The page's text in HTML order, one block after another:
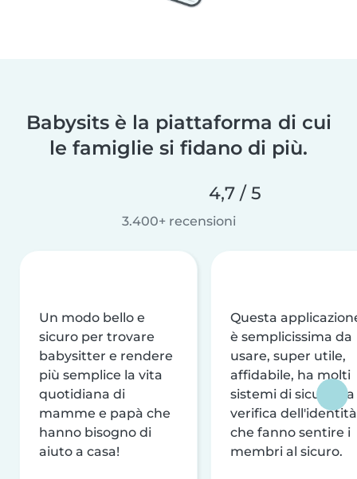
Babysits è la piattaforma di cui
le famiglie si fidano di più.
4,7 / 5
3.400+ recensioni
Un modo bello e
sicuro per trovare
babysitter e rendere
più semplice la vita
quotidiana di
mamme e papà che
hanno bisogno di
aiuto a casa!
Questa
è semplicissima da
usare, super utile,
affidabile, ha molti
sistemi di sicurezza
verifica dell'identità
che fanno sentire i
membri al sicuro.